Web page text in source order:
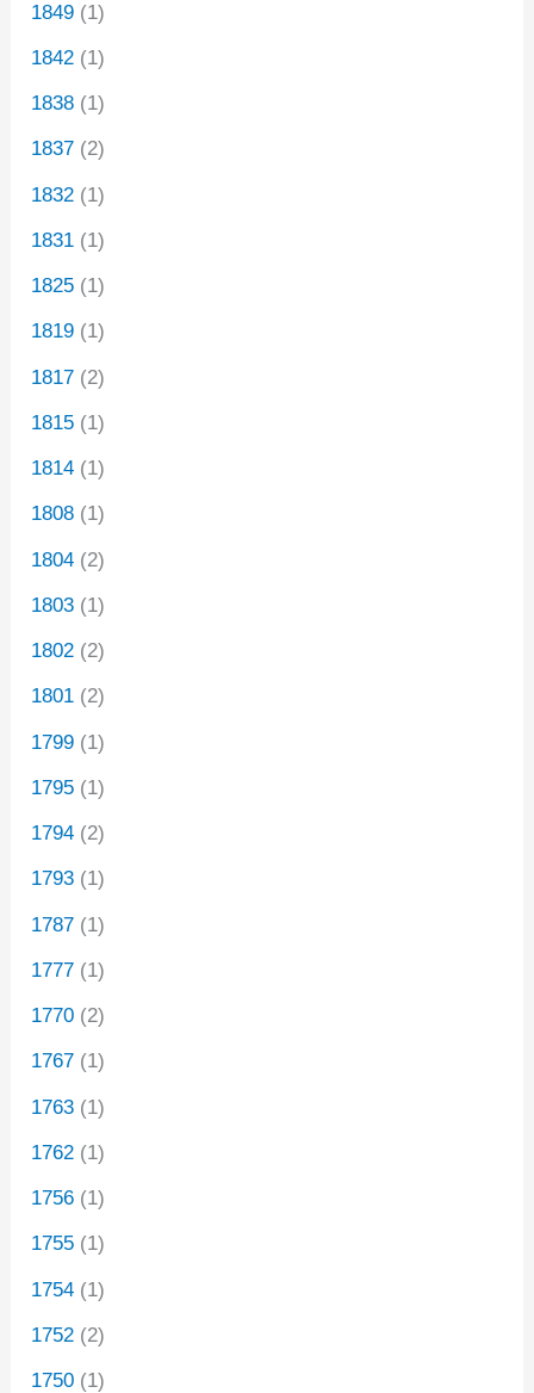
1849 (1)
1842 (1)
1838 (1)
1837 (2)
1832 (1)
1831 (1)
1825 (1)
1819 (1)
1817 (2)
1815 (1)
1814 (1)
1808 (1)
1804 (2)
1803 (1)
1802 (2)
1801 (2)
1799 (1)
1795 (1)
1794 (2)
1793 (1)
1787 (1)
1777 (1)
1770 (2)
1767 (1)
1763 (1)
1762 (1)
1756 (1)
1755 (1)
1754 (1)
1752 (2)
1750 (1)